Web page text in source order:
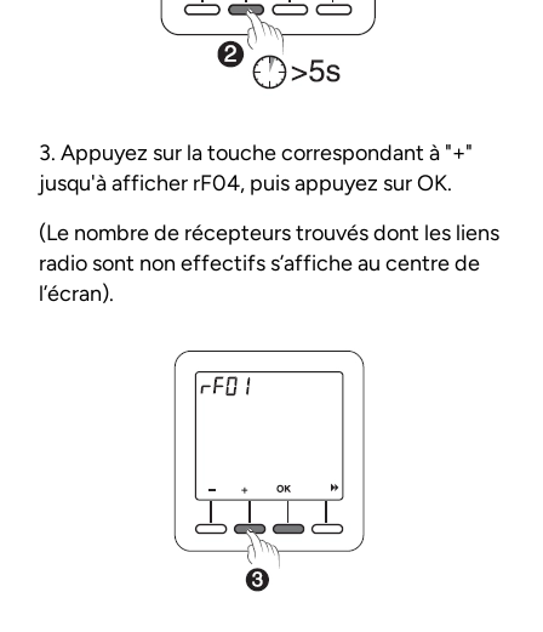
3. Appuyez sur la touche correspondant à "+"
jusqu'à afficher rF04, puis appuyez sur OK.
(Le nombre de récepteurs trouvés dont les liens
radio sont non effectifs s’affiche au centre de
l’écran).